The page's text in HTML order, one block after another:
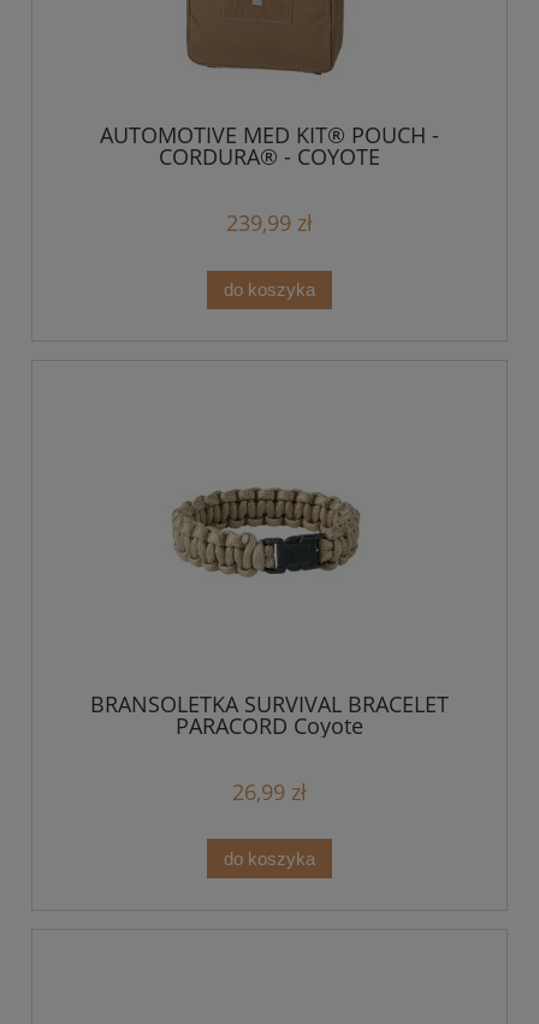
AUTOMOTIVE MED KIT® POUCH -
CORDURA® - COYOTE
239,99 zł
do koszyka
BRANSOLETKA SURVIVAL BRACELET
PARACORD Coyote
26,99 zł
do koszyka